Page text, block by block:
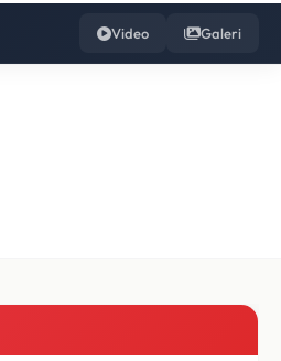
Video Galeri